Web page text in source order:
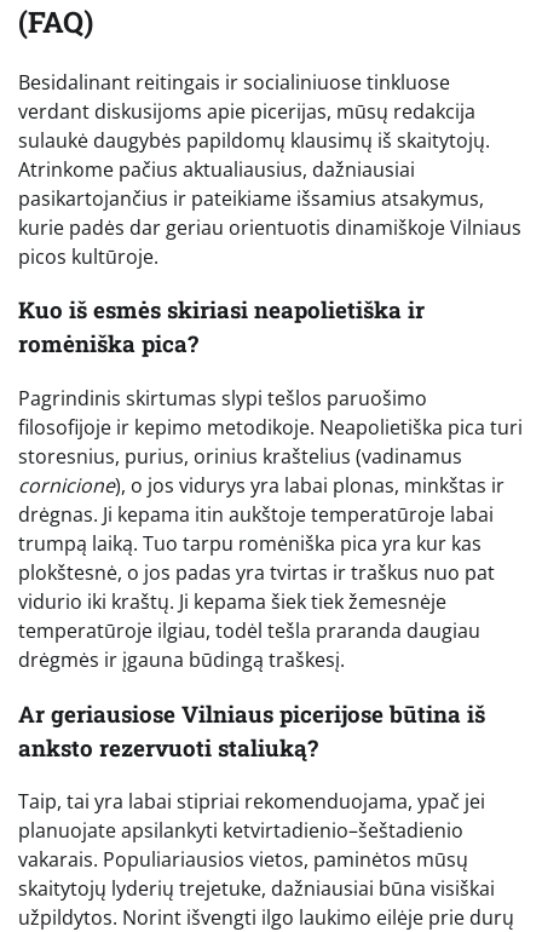
(FAQ)
Besidalinant reitingais ir socialiniuose tinkluose
verdant diskusijoms apie picerijas, mūsų redakcija
sulaukė daugybės papildomų klausimų iš skaitytojų.
Atrinkome pačius aktualiausius, dažniausiai
pasikartojančius ir pateikiame išsamius atsakymus,
kurie padės dar geriau orientuotis dinamiškoje Vilniaus
picos kultūroje.
Kuo iš esmės skiriasi neapolietiška ir
romėniška pica?
Pagrindinis skirtumas slypi tešlos paruošimo
filosofijoje ir kepimo metodikoje. Neapolietiška pica turi
storesnius, purius, orinius kraštelius (vadinamus
cornicione), o jos vidurys yra labai plonas, minkštas ir
drėgnas. Ji kepama itin aukštoje temperatūroje labai
trumpą laiką. Tuo tarpu romėniška pica yra kur kas
plokštesnė, o jos padas yra tvirtas ir traškus nuo pat
vidurio iki kraštų. Ji kepama šiek tiek žemesnėje
temperatūroje ilgiau, todėl tešla praranda daugiau
drėgmės ir įgauna būdingą traškesį.
Ar geriausiose Vilniaus picerijose būtina iš
anksto rezervuoti staliuką?
Taip, tai yra labai stipriai rekomenduojama, ypač jei
planuojate apsilankyti ketvirtadienio–šeštadienio
vakarais. Populiariausios vietos, paminėtos mūsų
skaitytojų lyderių trejetuke, dažniausiai būna visiškai
užpildytos. Norint išvengti ilgo laukimo eilėje prie durų